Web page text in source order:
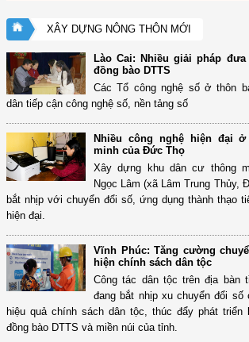
XÂY DỰNG NÔNG THÔN MỚI
Lào Cai: Nhiều giải pháp
đồng bào DTTS
Các Tổ công nghệ số ở thôn
dân tiếp cận công nghệ số, nền tảng số
Nhiều công nghệ hiện đại
minh của Đức Thọ
Xây dựng khu dân cư thông
Ngọc Lâm (xã Lâm Trung Thủy,
bắt nhịp với chuyển đổi số, ứng dụng thành thạo
hiện đại.
Vĩnh Phúc: Tăng cường
hiện chính sách dân tộc
Công tác dân tộc trên địa bàn
đang bắt nhịp xu chuyển đổi
hiệu quả chính sách dân tộc, thúc đẩy phát
đồng bào DTTS và miền núi của tỉnh.